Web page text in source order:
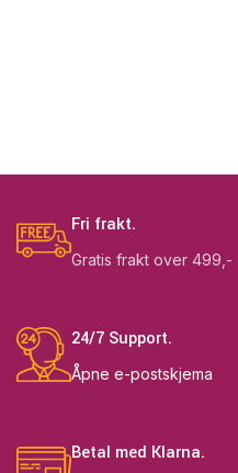
Fri frakt.
Gratis frakt over 499,-
24/7 Support.
Åpne e-postskjema
Betal med Klarna.